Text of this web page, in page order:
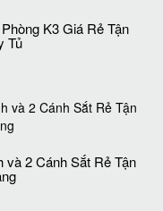
K3 Giá Rẻ Tận
Tủ
2 Cánh Sắt Rẻ Tận